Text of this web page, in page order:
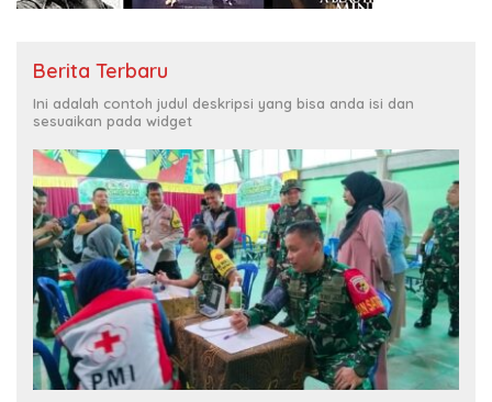
Berita Terbaru
Ini adalah contoh judul deskripsi yang bisa anda isi dan
sesuaikan pada widget